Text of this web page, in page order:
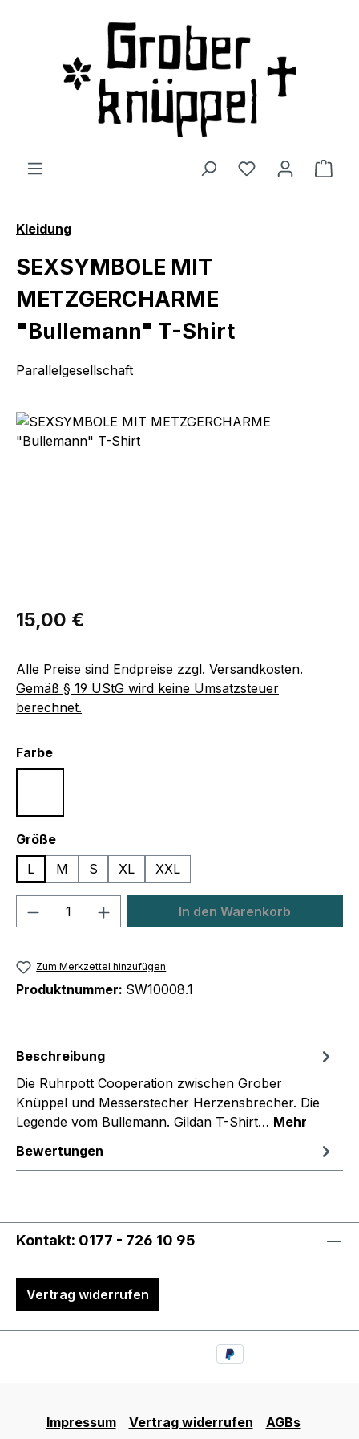
Zum Hauptinhalt springen
Du hast 0
Kleidung
SEXSYMBOLE MIT
METZGERCHARME
"Bullemann" T-Shirt
Parallelgesellschaft
Bildergalerie überspringen
Regulärer Preis:
15,00 €
Alle Preise sind Endpreise zzgl. Versandkosten.
Gemäß § 19 UStG wird keine Umsatzsteuer
berechnet.
Farbeauswählen
Größeauswählen
L
M S XL XXL
Produkt Anzahl: Gib denIn den Warenkorb
Zum Merkzettel hinzufügen
Produktnummer: SW10008.1
Beschreibung
Die Ruhrpott Cooperation zwischen Grober
Knüppel und Messerstecher Herzensbrecher. Die
Legende vom Bullemann. Gildan T-Shirt… Mehr
Bewertungen
Kontakt: 0177 - 726 10 95
Vertrag widerrufen
Impressum Vertrag widerrufen AGBs